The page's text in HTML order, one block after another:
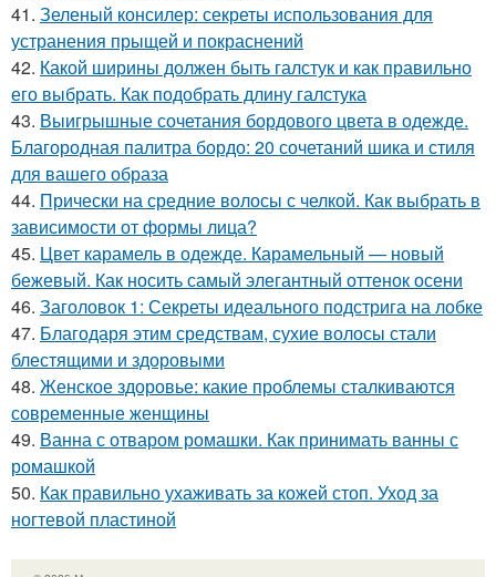
41. Зеленый консилер: секреты использования для
устранения прыщей и покраснений
42. Какой ширины должен быть галстук и как правильно
его выбрать. Как подобрать длину галстука
43. Выигрышные сочетания бордового цвета в одежде.
Благородная палитра бордо: 20 сочетаний шика и стиля
для вашего образа
44. Прически на средние волосы с челкой. Как выбрать в
зависимости от формы лица?
45. Цвет карамель в одежде. Карамельный — новый
бежевый. Как носить самый элегантный оттенок осени
46. Заголовок 1: Секреты идеального подстрига на лобке
47. Благодаря этим средствам, сухие волосы стали
блестящими и здоровыми
48. Женское здоровье: какие проблемы сталкиваются
современные женщины
49. Ванна с отваром ромашки. Как принимать ванны с
ромашкой
50. Как правильно ухаживать за кожей стоп. Уход за
ногтевой пластиной